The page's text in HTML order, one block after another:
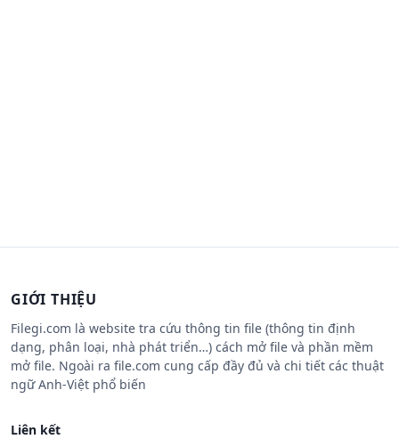
GIỚI THIỆU
Filegi.com là website tra cứu thông tin file (thông tin định
dạng, phân loại, nhà phát triển…) cách mở file và phần mềm
mở file. Ngoài ra file.com cung cấp đầy đủ và chi tiết các thuật
ngữ Anh-Việt phổ biến
Liên kết